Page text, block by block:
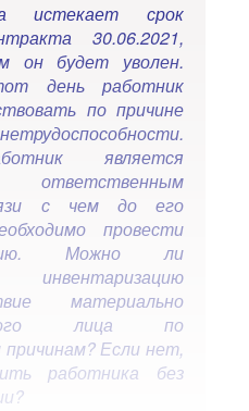
истекает срок
30.06.2021,
он будет уволен.
день работник
по причине
является
ответственным
с чем до его
провести
Можно ли
материально
лица по
Если нет,
работника без